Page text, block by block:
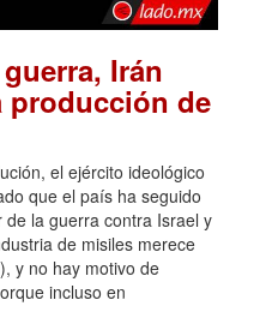
Irán
de
el ejército ideológico
que el país ha seguido
la guerra contra Israel y
de misiles merece
y no hay motivo de
incluso en